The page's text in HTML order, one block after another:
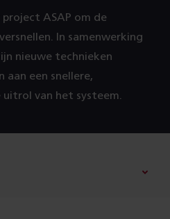
ASAP om de
In samenwerking
nieuwe technieken
een snellere,
van het systeem.